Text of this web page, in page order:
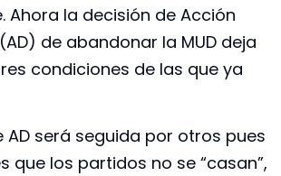
Ahora la decisión de Acción
de abandonar la MUD deja
condiciones de las que ya
AD será seguida por otros pues
que los partidos no se “casan”,